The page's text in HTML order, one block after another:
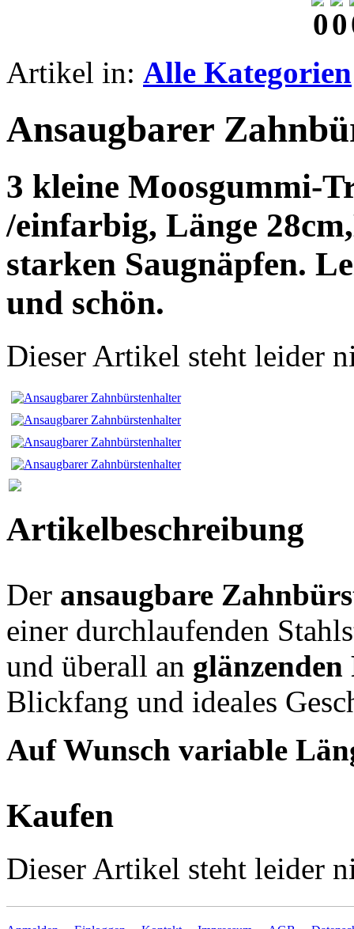
Artikel in: Alle Kategorien
Ansaugbarer
3 kleine Moosgummi-
/einfarbig, Länge
starken Saugnäpfen.
und schön.
Dieser Artikel steht leider
Artikelbeschreibung
Der ansaugbare
einer durchlaufenden
und überall an glänzenden
Blickfang und ideales
Auf Wunsch variable
Kaufen
Dieser Artikel steht leider